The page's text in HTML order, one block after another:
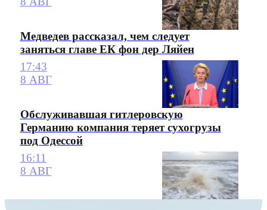
Медведев рассказал, чем следует
заняться главе ЕК фон дер Ляйен
17:43
8 АВГ
Обслуживавшая гитлеровскую
Германию компания теряет сухогрузы
под Одессой
16:11
8 АВГ